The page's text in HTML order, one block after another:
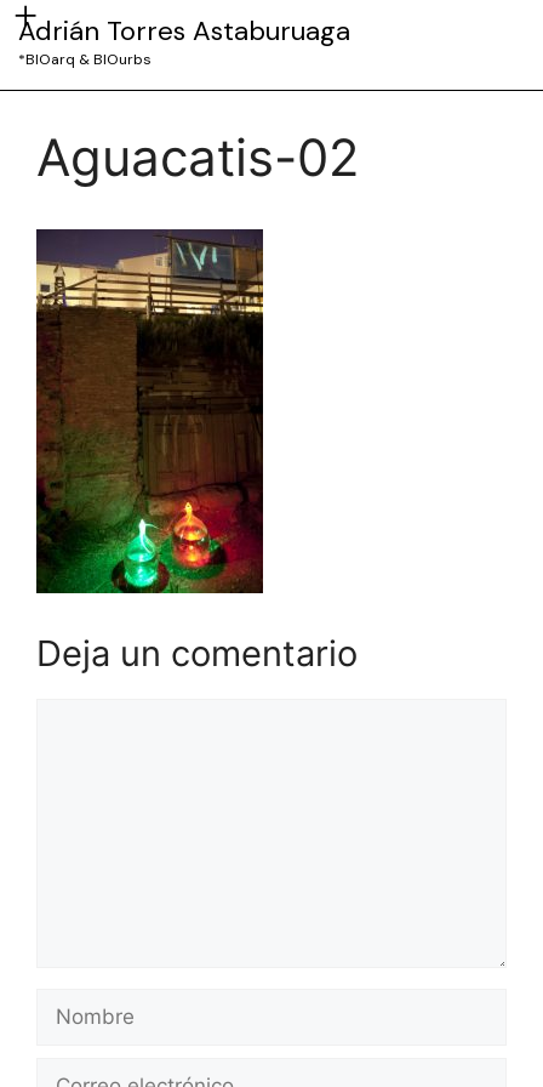
Adrián Torres Astaburuaga
*BIOarq & BIOurbs
Aguacatis-02
Deja un comentario